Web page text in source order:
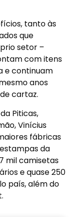
tanto às
que
setor –
com itens
e continuam
anos
cartaz.
Piticas,
Vinícius
fábricas
da
mil camisetas
e quase 250
país, além do